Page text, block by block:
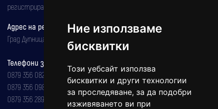
Ние използваме
бисквитки
Този уебсайт използва
бисквитки и други технологии
за проследяване, за да подобри
изживяването ви при
регистрирана на 08.05.2002 година.
Адрес на редакцията
Град Дупница, ул.''Христо Ботев" 43
Телефони за реклама и абонаменти
0879 356 082
0879 356 098
0879 356 289